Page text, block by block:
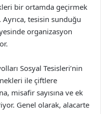
bir ortamda geçirmek
tesisin sunduğu
organizasyon
Sosyal Tesisleri’nin
ile çiftlere
misafir sayısına ve ek
Genel olarak, alacarte